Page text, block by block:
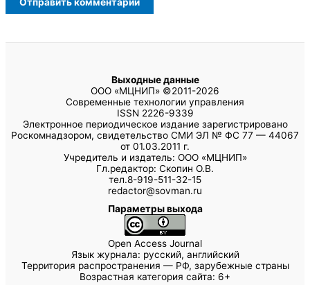
Выходные данные
ООО «МЦНИП» ©2011-2026
Современные технологии управления
ISSN 2226-9339
Электронное периодическое издание зарегистрировано
Роскомнадзором, свидетельство СМИ ЭЛ № ФС 77 — 44067
от 01.03.2011 г.
Учредитель и издатель: ООО «МЦНИП»
Гл.редактор: Скопин О.В.
тел.8-919-511-32-15
redactor@sovman.ru
Параметры выхода
Open Access Journal
Язык журнала: русский, английский
Территория распространения — РФ, зарубежные страны
Возрастная категория сайта: 6+